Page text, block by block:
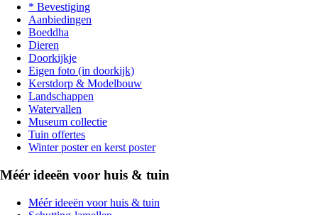
* Bevestiging
Aanbiedingen
Boeddha
Dieren
Doorkijkje
Eigen foto (in doorkijk)
Kerstdorp & Modelbouw
Landschappen
Watervallen
Museum collectie
Tuin offertes
Winter poster en kerst poster
Méér ideeën voor huis & tuin
Méér ideeën voor huis & tuin